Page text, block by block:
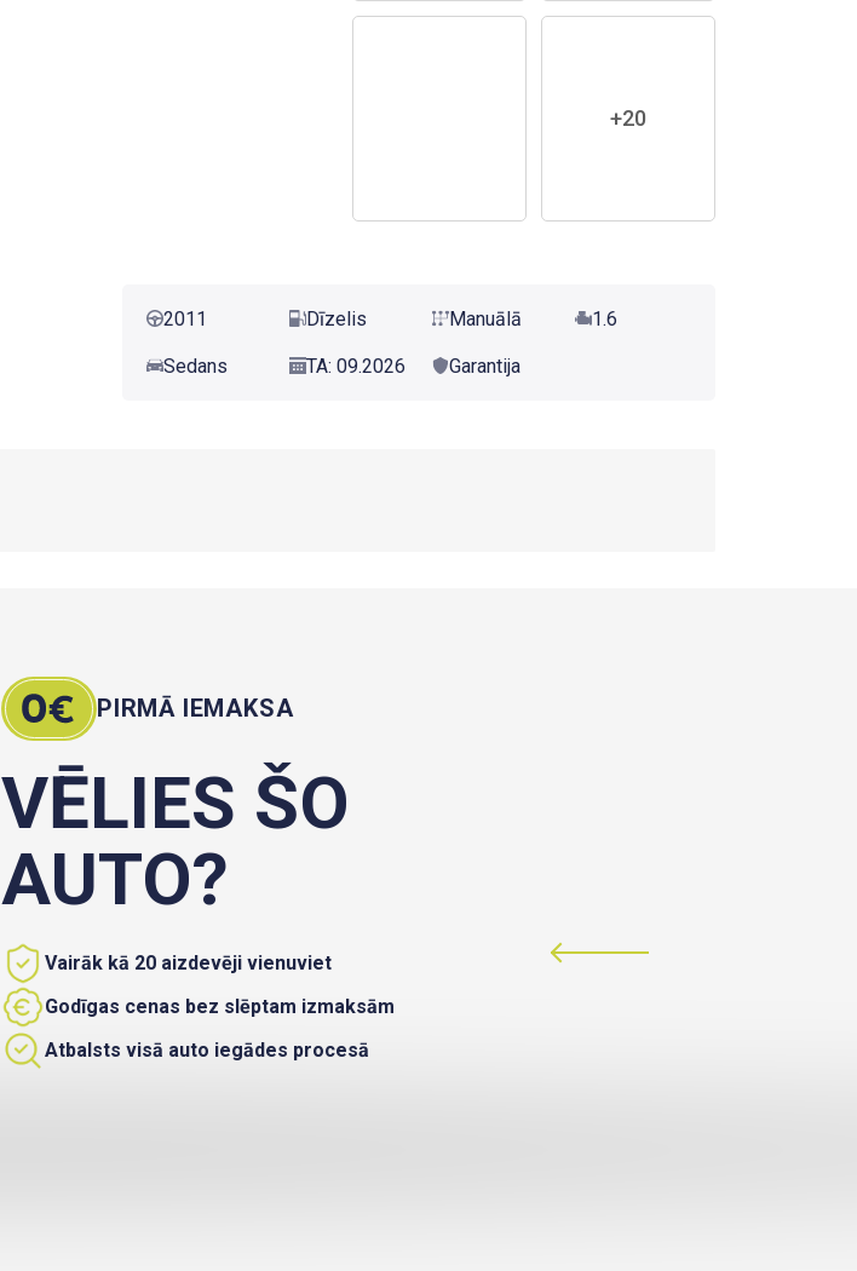
+20
2011 Dīzelis Manuālā 1.6
Sedans TA: 09.2026 Garantija
PIRMĀ IEMAKSA
VĒLIES ŠO
AUTO?
Vairāk kā 20 aizdevēji vienuviet
Godīgas cenas bez slēptam izmaksām
Atbalsts visā auto iegādes procesā